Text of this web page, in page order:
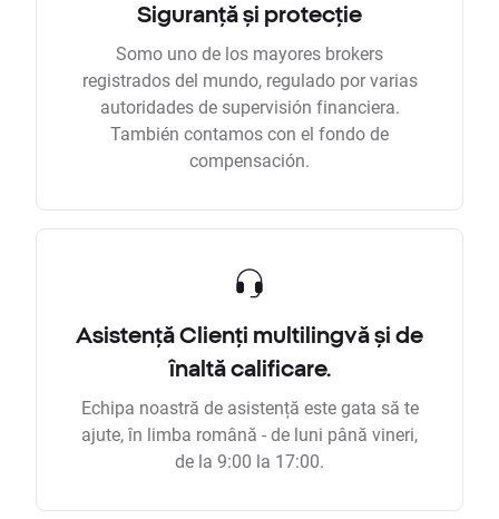
Siguranță și protecție
Somo uno de los mayores brokers
registrados del mundo, regulado por varias
autoridades de supervisión financiera.
También contamos con el fondo de
compensación.
Asistență Clienți multilingvă și de
înaltă calificare.
Echipa noastră de asistență este gata să te
ajute, în limba română - de luni până vineri,
de la 9:00 la 17:00.